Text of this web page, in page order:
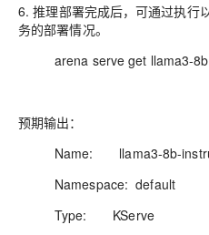
6. 推理部署完成后，可通过执行
务的部署情况。
arena serve get llama3-
预期输出：
Name: llama3-8b-
Namespace: default
Type: KServe